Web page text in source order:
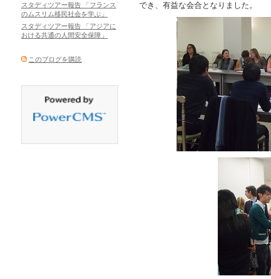
でき、有益な会合となりました。
スタディツアー報告 「フランス
のムスリム移民社会を学ぶ」
スタディツアー報告 「アジアに
おける共通の人間安全保障」
このブログを購読